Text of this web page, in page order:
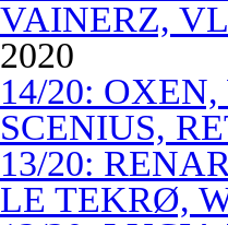
VAINERZ,
2020
14/20:
SCENIUS,
13/20:
LE TEKRØ,